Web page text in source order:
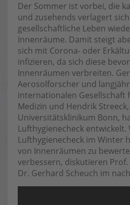
Der Sommer ist vorbei, die
und zusehends verlagert
gesellschaftliche Leben
Innenräume. Damit steigt
sich mit Corona- oder
infizieren, da sich diese
Innenräumen verbreiten.
Aerosolforscher und
internationalen Gesellschaft
Medizin und Hendrik
Universitätsklinikum Bonn,
Lufthygienecheck entwickelt.
Lufthygienecheck im Winter
von Innenräumen zu
verbessern, diskutieren
Dr. Gerhard Scheuch im